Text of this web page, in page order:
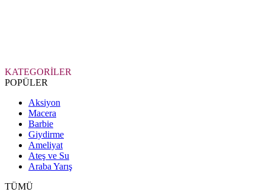
KATEGORİLER
POPÜLER
Aksiyon
Macera
Barbie
Giydirme
Ameliyat
Ateş ve Su
Araba Yarış
TÜMÜ